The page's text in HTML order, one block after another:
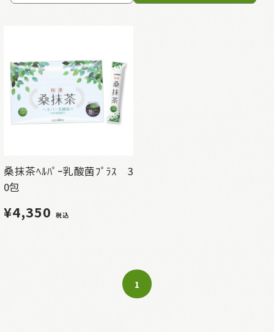
桑抹茶ﾍﾙﾊﾟｰ乳酸菌ﾌﾟﾗｽ 3
0包
¥4,350 税込
1